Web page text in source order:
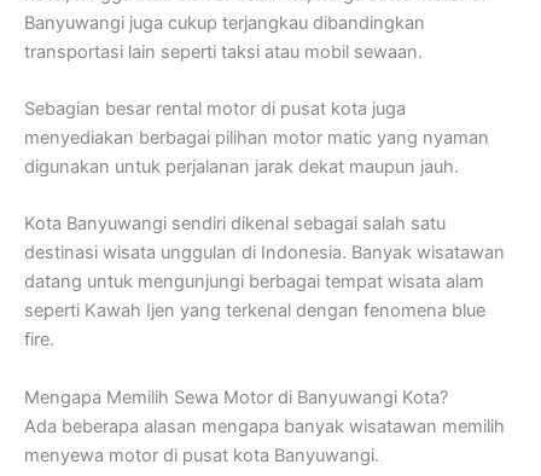
Banyuwangi juga cukup terjangkau dibandingkan
transportasi lain seperti taksi atau mobil sewaan.
Sebagian besar rental motor di pusat kota juga
menyediakan berbagai pilihan motor matic yang nyaman
digunakan untuk perjalanan jarak dekat maupun jauh.
Kota Banyuwangi sendiri dikenal sebagai salah satu
destinasi wisata unggulan di Indonesia. Banyak wisatawan
datang untuk mengunjungi berbagai tempat wisata alam
seperti Kawah Ijen yang terkenal dengan fenomena blue
fire.
Mengapa Memilih Sewa Motor di Banyuwangi Kota?
Ada beberapa alasan mengapa banyak wisatawan memilih
menyewa motor di pusat kota Banyuwangi.